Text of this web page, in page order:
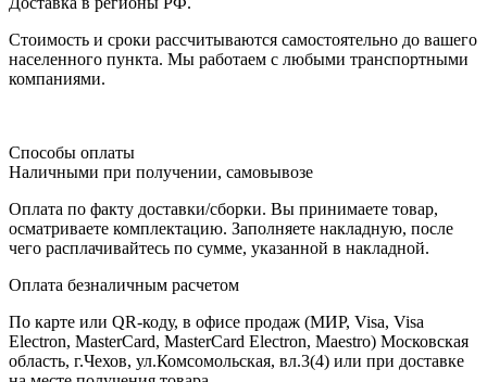
Стоимость и сроки рассчитываются самостоятельно до вашего
населенного пункта. Мы работаем с любыми транспортными
компаниями.
Способы оплаты
Наличными при получении, самовывозе
Оплата по факту доставки/сборки. Вы принимаете товар,
осматриваете комплектацию. Заполняете накладную, после
чего расплачивайтесь по сумме, указанной в накладной.
Оплата безналичным расчетом
По карте или QR-коду, в офисе продаж (МИР, Visa, Visa
Electron, MasterCard, MasterCard Electron, Maestro) Московская
область, г.Чехов, ул.Комсомольская, вл.3(4) или при доставке